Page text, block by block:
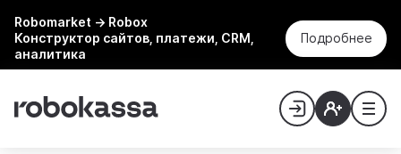
Robomarket → Robox
Конструктор сайтов, платежи, CRM,
аналитика
Подробнее